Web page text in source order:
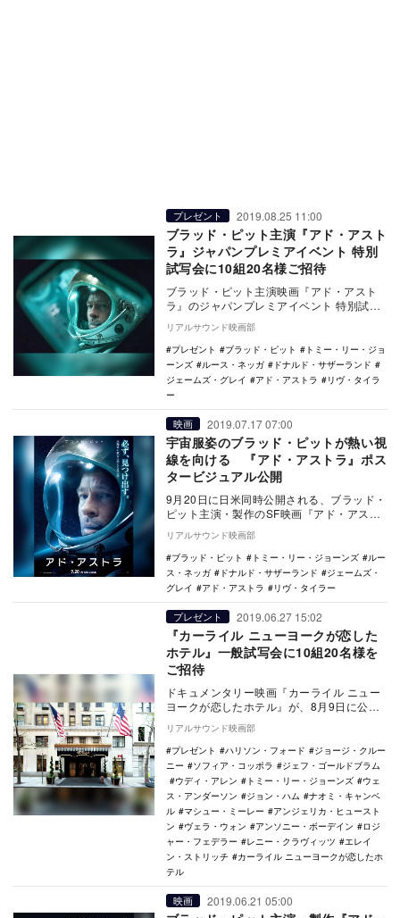
プレゼント 2019.08.25 11:00
ブラッド・ピット主演『アド・アスト
ラ』ジャパンプレミアイベント 特別
試写会に10組20名様ご招待
ブラッド・ピット主演映画『アド・アスト
ラ』のジャパンプレミアイベント 特別試写
会が、9月13日にTOHOシネマズ 六本木ヒ
ルズに…
リアルサウンド映画部
プレゼント
ブラッド・ピット
トミー・リー・ジョ
ーンズ
ルース・ネッガ
ドナルド・サザーランド
ジェームズ・グレイ
アド・アストラ
リヴ・タイラ
ー
映画 2019.07.17 07:00
宇宙服姿のブラッド・ピットが熱い視
線を向ける 『アド・アストラ』ポス
タービジュアル公開
9月20日に日米同時公開される、ブラッド・
ピット主演・製作のSF映画『アド・アスト
ラ』のティザーポスタービジュアルが公開
された。…
リアルサウンド映画部
ブラッド・ピット
トミー・リー・ジョーンズ
ルー
ス・ネッガ
ドナルド・サザーランド
ジェームズ・
グレイ
アド・アストラ リヴ・タイラー
プレゼント 2019.06.27 15:02
『カーライル ニューヨークが恋した
ホテル』一般試写会に10組20名様を
ご招待
ドキュメンタリー映画『カーライル ニュー
ヨークが恋したホテル』が、8月9日に公開
される。 本作は、ニューヨーク・タイム
ズが「…
リアルサウンド映画部
プレゼント
ハリソン・フォード
ジョージ・クルー
ニー
ソフィア・コッポラ
ジェフ・ゴールドブラム
ウディ・アレン
トミー・リー・ジョーンズ
ウェ
ス・アンダーソン
ジョン・ハム
ナオミ・キャンベ
ル
マシュー・ミーレー
アンジェリカ・ヒュースト
ン
ヴェラ・ウォン アンソニー・ボーデイン
ロジ
ャー・フェデラー
レニー・クラヴィッツ
エレイ
ン・ストリッチ
カーライル ニューヨークが恋したホ
テル
映画 2019.06.21 05:00